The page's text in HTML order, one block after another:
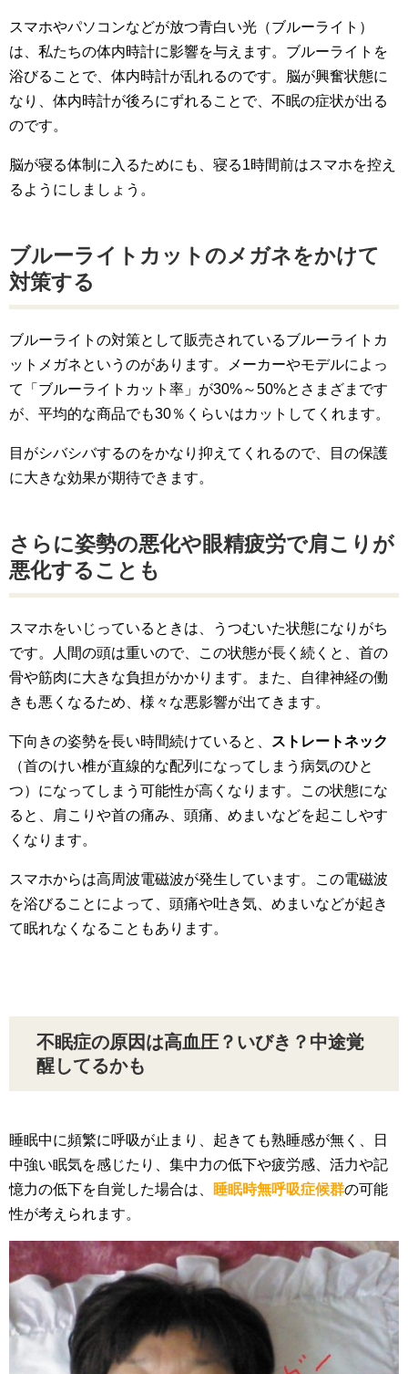
スマホやパソコンなどが放つ青白い光（ブルーライト）
は、私たちの体内時計に影響を与えます。ブルーライトを
浴びることで、体内時計が乱れるのです。脳が興奮状態に
なり、体内時計が後ろにずれることで、不眠の症状が出る
のです。
脳が寝る体制に入るためにも、寝る1時間前はスマホを控え
るようにしましょう。
ブルーライトカットのメガネをかけて
対策する
ブルーライトの対策として販売されているブルーライトカ
ットメガネというのがあります。メーカーやモデルによっ
て「ブルーライトカット率」が30%～50%とさまざまです
が、平均的な商品でも30％くらいはカットしてくれます。
目がシバシバするのをかなり抑えてくれるので、目の保護
に大きな効果が期待できます。
さらに姿勢の悪化や眼精疲労で肩こりが
悪化することも
スマホをいじっているときは、うつむいた状態になりがち
です。人間の頭は重いので、この状態が長く続くと、首の
骨や筋肉に大きな負担がかかります。また、自律神経の働
きも悪くなるため、様々な悪影響が出てきます。
下向きの姿勢を長い時間続けていると、
ストレートネック
（首のけい椎が直線的な配列になってしまう病気のひと
つ）になってしまう可能性が高くなります。この状態にな
ると、肩こりや首の痛み、頭痛、めまいなどを起こしやす
くなります。
スマホからは高周波電磁波が発生しています。この電磁波
を浴びることによって、頭痛や吐き気、めまいなどが起き
て眠れなくなることもあります。
不眠症の原因は高血圧？いびき？中途覚
醒してるかも
睡眠中に頻繁に呼吸が止まり、起きても熟睡感が無く、日
中強い眠気を感じたり、集中力の低下や疲労感、活力や記
憶力の低下を自覚した場合は、
睡眠時無呼吸症候群の可能
性が考えられます。